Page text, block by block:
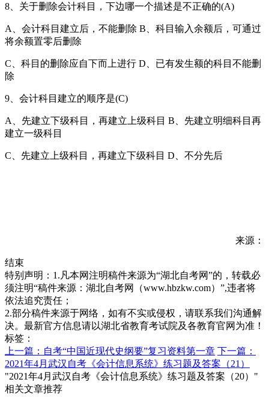
8、关于删除会计科目，下边哪一个描述是不正确的(A)
A、会计科目建立后，不能删除 B、科目输入余额后，可通过
将余额置零后删除
C、科目的删除应自下而上进行 D、已有发生额的科目不能删
除
9、会计科目建立的顺序是(C)
A、先建立下级科目，再建立上级科目 B、先建立明细科目再
建立一级科目
C、先建立上级科目，再建立下级科目 D、不分先后
来源：
结束
特别声明：1.凡本网注明稿件来源为“湖北自考网”的，转载必
须注明“稿件来源：湖北自考网（www.hbzkw.com）”,违者将
依法追究责任；
2.部分稿件来源于网络，如有不实或侵权，请联系我们沟通解
决。最新官方信息请以湖北省教育考试院及各教育官网为准！
标签：
上一篇：自考“中国近现代史纲要”复习资料第一章 下一篇：
2021年4月武汉自考《会计信息系统》练习题及答案（21）
"2021年4月武汉自考《会计信息系统》练习题及答案（20）"
相关文章推荐